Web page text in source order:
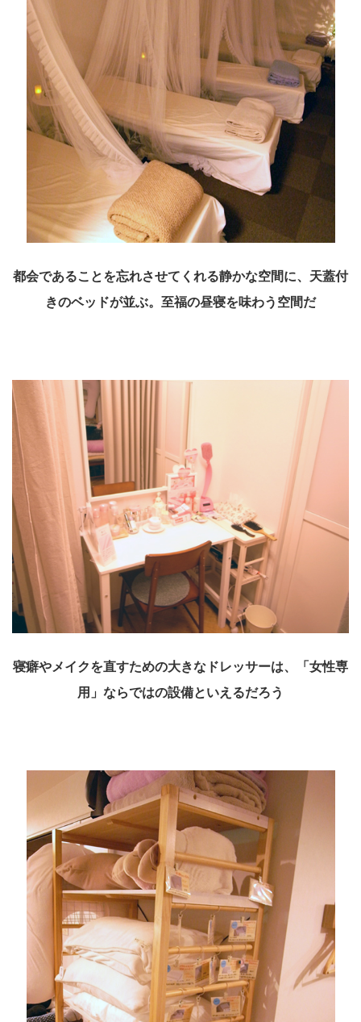
都会であることを忘れさせてくれる静かな空間に、天蓋付
きのベッドが並ぶ。至福の昼寝を味わう空間だ
寝癖やメイクを直すための大きなドレッサーは、「女性専
用」ならではの設備といえるだろう